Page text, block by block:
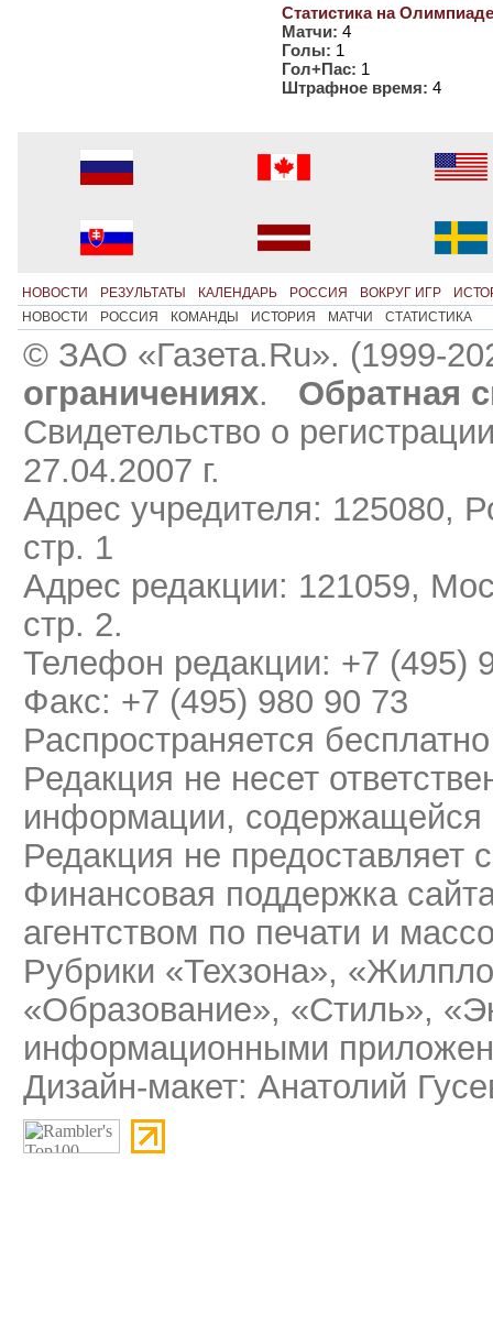
Статистика на
Матчи: 4
Голы: 1
Гол+Пас: 1
Штрафное время: 4
НОВОСТИ РЕЗУЛЬТАТЫ КАЛЕНДАРЬ РОССИЯ ВОКРУГ ИГР
НОВОСТИ
РОССИЯ КОМАНДЫ ИСТОРИЯ МАТЧИ СТАТИСТИКА
© ЗАО «Газета.Ru». (1999-
ограничениях.
Обратная
Свидетельство о
27.04.2007 г.
Адрес учредителя: 125080,
стр. 1
Адрес редакции: 121059,
стр. 2.
Телефон редакции: +7 (495)
Факс: +7 (495) 980 90 73
Распространяется бесплатно
Редакция не несет
информации, содержащейся
Редакция не предоставляет
Финансовая поддержка
агентством по печати и
Рубрики «Техзона»,
«Образование», «Стиль»,
информационными
Дизайн-макет: Анатолий